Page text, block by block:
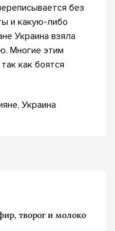
без
и какую-либо
Украина взяла
Многие этим
как боятся
Украина
творог и молоко